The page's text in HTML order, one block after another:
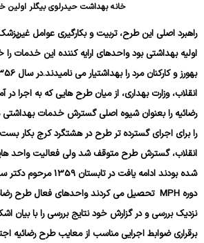
خانه بهداشت حیدرلوی بیگلر اولین
راهبرد اصلی این طرح، تربیت و بکارگیری عوامل
اولیه بهداشتی بود واحدهای ارایه کننده این خدمات را
انقلاب، وزارت بهداری، از میان طرح هایی که به اجرا
رضائیه را بعنوان شیوه اصلی گسترش خدمات
را برای اجرای گسترده تر طرح در هشتگرد کرج بکار
انقلاب، گسترش طرح متوقف شد ولی فعالیت واحد
شده بودند ادامه یافت در
دوره MPH تحصیل می کردند واحدهای فعال طرح
نزدیک بررسی و در گزارش خود نتایج بررسی را با بیان
برقراری ضوابط اجرایی مناسب از معایب طرح رضائیه